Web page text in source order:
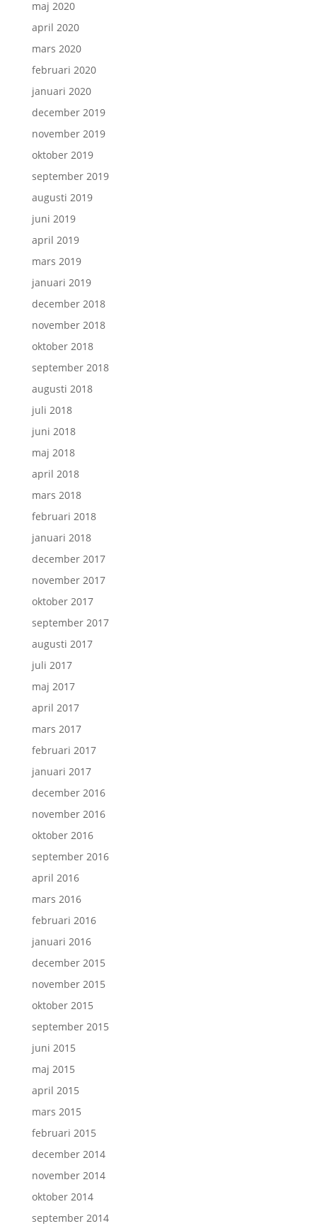
maj 2020
april 2020
mars 2020
februari 2020
januari 2020
december 2019
november 2019
oktober 2019
september 2019
augusti 2019
juni 2019
april 2019
mars 2019
januari 2019
december 2018
november 2018
oktober 2018
september 2018
augusti 2018
juli 2018
juni 2018
maj 2018
april 2018
mars 2018
februari 2018
januari 2018
december 2017
november 2017
oktober 2017
september 2017
augusti 2017
juli 2017
maj 2017
april 2017
mars 2017
februari 2017
januari 2017
december 2016
november 2016
oktober 2016
september 2016
april 2016
mars 2016
februari 2016
januari 2016
december 2015
november 2015
oktober 2015
september 2015
juni 2015
maj 2015
april 2015
mars 2015
februari 2015
december 2014
november 2014
oktober 2014
september 2014